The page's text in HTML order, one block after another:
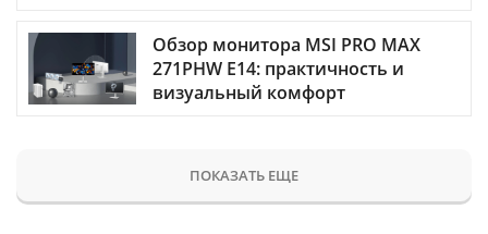
Обзор монитора MSI PRO MAX
271PHW E14: практичность и
визуальный комфорт
ПОКАЗАТЬ ЕЩЕ